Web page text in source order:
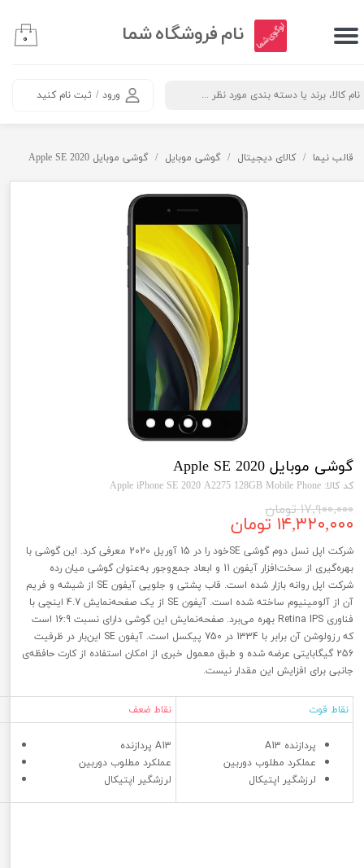
ورود / ثبت نام کنید
حساب کاربری من
۰ ​نام فروشگاه شما
قالب نیما کالای دیجیتال گوشی موبایل گوشی موبایل Apple SE 2020
گوشی موبایل Apple SE 2020
کد کالا: Apple iPhone SE 2020 A2275 128GB Mobile Phone
۱۷,۹۰۰,۰۰۰ تومان
۱۴,۳۲۰,۰۰۰ تومان
شرکت اپل نسل دوم گوشی SEخود را در 15 آوریل 2020 معرفی کرد. این گوشی با
بهره‌گیری از سخت‌افزار آیفون 11 و ابعاد جمع‌وجور به‌عنوان گوشی میان رده
شرکت اپل روانه بازار شده است. قاب پشتی و جلویی آیفون SE از شیشه و فریم
آن از آلومینیوم ساخته شده است. آیفون SE از یک صفحه‌نمایش 4.7 اینچی با
فناوری Retina IPS بهره می‌برد. صفحه‌نمایش این گوشی دارای نسبت 16:9 است
که رزولوشن آن برابر با 1334 در 750 پیکسل است. آیفون SE این‌بار در ظرفیت
256 گیگابایتی عرضه شده و طبق معمول خبری از امکان استفاده از کارت حافظه‌ی
جانبی برای افزایش این مقدار نیست.
نقاط قوت نقاط ضعف
پردازنده A13
عملکرد مطلوب دوربین
لرزشگیر اپتیکال
پردازنده A13
عملکرد مطلوب دوربین
لرزشگیر اپتیکال